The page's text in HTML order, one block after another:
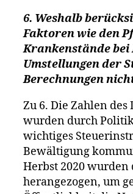
6. Weshalb
Faktoren wie den
Krankenstände bei
Umstellungen der
Berechnungen
Zu 6. Die Zahlen
wurden durch
wichtiges
Bewältigung
Herbst 2020 wurden
herangezogen, um